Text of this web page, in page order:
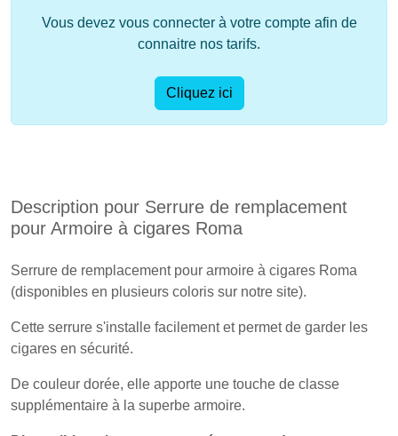
Vous devez vous connecter à votre compte afin de
connaitre nos tarifs.
Cliquez ici
Description pour Serrure de remplacement
pour Armoire à cigares Roma
Serrure de remplacement pour armoire à cigares Roma
(disponibles en plusieurs coloris sur notre site).
Cette serrure s'installe facilement et permet de garder les
cigares en sécurité.
De couleur dorée, elle apporte une touche de classe
supplémentaire à la superbe armoire.